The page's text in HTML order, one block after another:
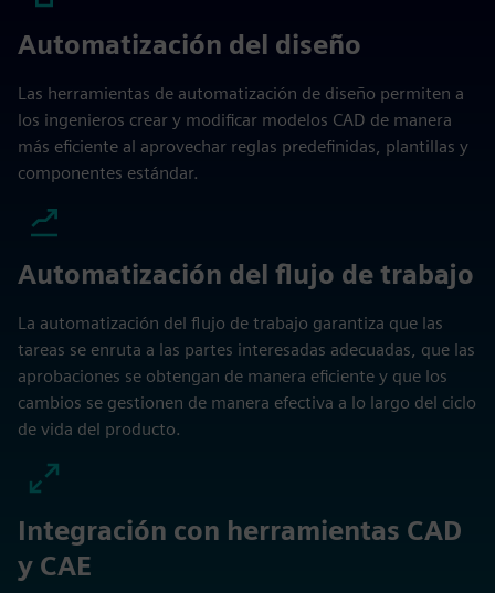
Automatización del diseño
Las herramientas de automatización de diseño permiten a
los ingenieros crear y modificar modelos CAD de manera
más eficiente al aprovechar reglas predefinidas, plantillas y
componentes estándar.
Automatización del flujo de trabajo
La automatización del flujo de trabajo garantiza que las
tareas se enruta a las partes interesadas adecuadas, que las
aprobaciones se obtengan de manera eficiente y que los
cambios se gestionen de manera efectiva a lo largo del ciclo
de vida del producto.
Integración con herramientas CAD
y CAE